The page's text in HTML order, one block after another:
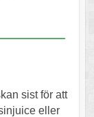
sist för att
eller